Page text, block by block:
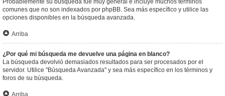
Probablemente su búsqueda fue muy general e incluye muchos términos
comunes que no son indexados por phpBB. Sea más específico y utilice las
opciones disponibles en la búsqueda avanzada.
Arriba
¿Por qué mi búsqueda me devuelve una página en blanco?
La búsqueda devolvió demasiados resultados para ser procesados por el
servidor. Utilice "Búsqueda Avanzada" y sea más específico en los términos y
foros de su búsqueda.
Arriba